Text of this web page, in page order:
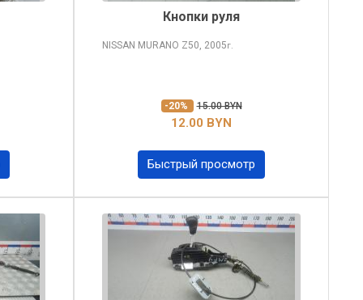
Кнопки руля
NISSAN MURANO Z50, 2005г.
-20% 15.00 BYN
12.00 BYN
Быстрый просмотр